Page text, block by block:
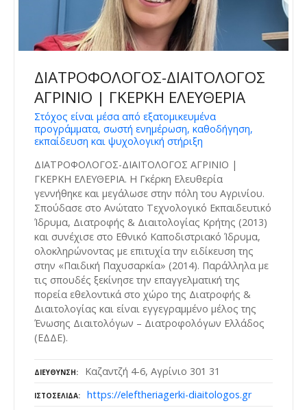
ΔΙΑΤΡΟΦΟΛΟΓΟΣ-ΔΙΑΙΤΟΛΟΓΟΣ
ΑΓΡΙΝΙΟ | ΓΚΕΡΚΗ ΕΛΕΥΘΕΡΙΑ
Στόχος είναι μέσα από εξατομικευμένα
προγράμματα, σωστή ενημέρωση, καθοδήγηση,
εκπαίδευση και ψυχολογική στήριξη
ΔΙΑΤΡΟΦΟΛΟΓΟΣ-ΔΙΑΙΤΟΛΟΓΟΣ ΑΓΡΙΝΙΟ |
ΓΚΕΡΚΗ ΕΛΕΥΘΕΡΙΑ. Η Γκέρκη Ελευθερία
γεννήθηκε και μεγάλωσε στην πόλη του Αγρινίου.
Σπούδασε στο Ανώτατο Τεχνολογικό Εκπαιδευτικό
Ίδρυμα, Διατροφής & Διαιτολογίας Κρήτης (2013)
και συνέχισε στο Εθνικό Καποδιστριακό Ίδρυμα,
ολοκληρώνοντας με επιτυχία την ειδίκευση της
στην «Παιδική Παχυσαρκία» (2014). Παράλληλα με
τις σπουδές ξεκίνησε την επαγγελματική της
πορεία εθελοντικά στο χώρο της Διατροφής &
Διαιτολογίας και είναι εγγεγραμμένο μέλος της
Ένωσης Διαιτολόγων – Διατροφολόγων Ελλάδος
(ΕΔΔΕ).
ΔΙΕΎΘΥΝΣΗ Καζαντζή 4-6, Αγρίνιο 301 31
ΙΣΤΟΣΕΛΊΔΑ https://eleftheriagerki-diaitologos.gr